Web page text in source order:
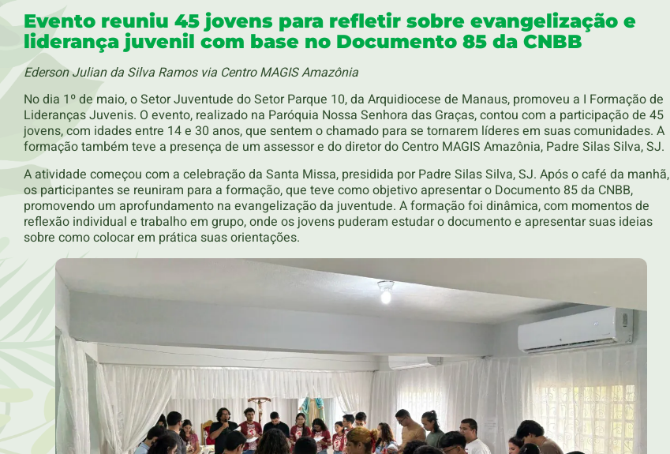
Evento reuniu 45 jovens para refletir sobre evangelização e
liderança juvenil com base no Documento 85 da CNBB
Ederson Julian da Silva Ramos via Centro MAGIS Amazônia
No dia 1º de maio, o Setor Juventude do Setor Parque 10, da Arquidiocese de Manaus, promoveu a I Formação de
Lideranças Juvenis. O evento, realizado na Paróquia Nossa Senhora das Graças, contou com a participação de 45
jovens, com idades entre 14 e 30 anos, que sentem o chamado para se tornarem líderes em suas comunidades. A
formação também teve a presença de um assessor e do diretor do Centro MAGIS Amazônia, Padre Silas Silva, SJ.
A atividade começou com a celebração da Santa Missa, presidida por Padre Silas Silva, SJ. Após o café da manhã,
os participantes se reuniram para a formação, que teve como objetivo apresentar o Documento 85 da CNBB,
promovendo um aprofundamento na evangelização da juventude. A formação foi dinâmica, com momentos de
reflexão individual e trabalho em grupo, onde os jovens puderam estudar o documento e apresentar suas ideias
sobre como colocar em prática suas orientações.